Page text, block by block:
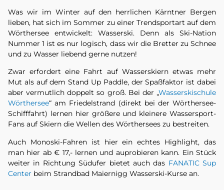
Was wir im Winter auf den herrlichen Kärntner Bergen
lieben, hat sich im Sommer zu einer Trendsportart auf dem
Wörthersee entwickelt: Wasserski. Denn als Ski-Nation
Nummer 1 ist es nur logisch, dass wir die Bretter zu Schnee
und zu Wasser liebend gerne nutzen!
Zwar erfordert eine Fahrt auf Wasserskiern etwas mehr
Mut als auf dem Stand Up Paddle, der Spaßfaktor ist dabei
aber vermutlich doppelt so groß. Bei der „Wasserskischule
Wörthersee“ am Friedelstrand (direkt bei der Wörthersee-
Schifffahrt) lernen hier größere und kleinere Wassersport-
Fans auf Skiern die Wellen des Wörthersees zu bestreiten.
Auch Monoski-Fahren ist hier ein echtes Highlight, das
man hier ab € 17,- lernen und auprobieren kann. Ein Stück
weiter in Richtung Südufer bietet auch das FANATIC Sup
Center beim Strandbad Maiernigg Wasserski-Kurse an.